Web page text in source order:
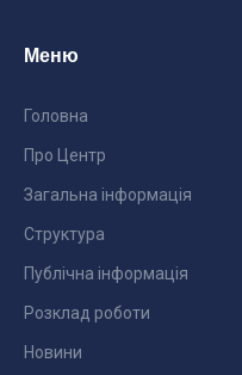
Меню
Головна
Про Центр
Загальна інформація
Структура
Публічна інформація
Розклад роботи
Новини